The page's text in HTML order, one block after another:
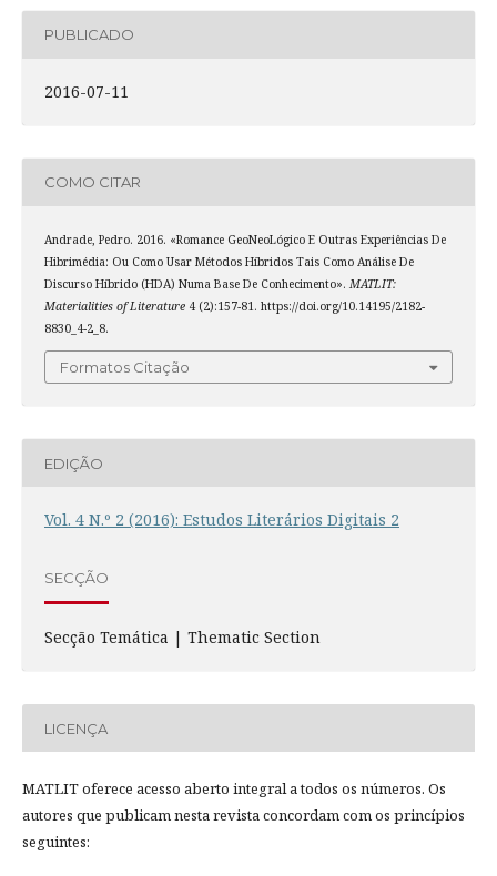
PUBLICADO
2016-07-11
COMO CITAR
Andrade, Pedro. 2016. «Romance GeoNeoLógico E Outras Experiências De
Hibrimédia: Ou Como Usar Métodos Híbridos Tais Como Análise De
Discurso Híbrido (HDA) Numa Base De Conhecimento». MATLIT:
Materialities of Literature4 (2):157-81. https://doi.org/10.14195/2182-
8830_4-2_8.
Formatos Citação
EDIÇÃO
Vol. 4 N.º 2 (2016): Estudos Literários Digitais 2
SECÇÃO
Secção Temática | Thematic Section
LICENÇA
MATLIT oferece acesso aberto integral a todos os números. Os
autores que publicam nesta revista concordam com os princípios
seguintes: